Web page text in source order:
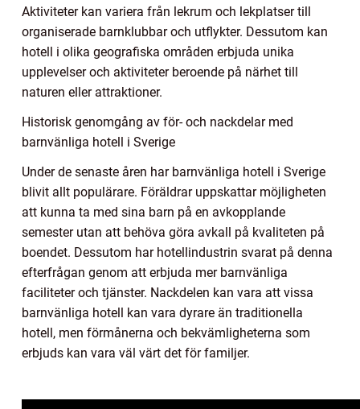
Aktiviteter kan variera från lekrum och lekplatser till
organiserade barnklubbar och utflykter. Dessutom kan
hotell i olika geografiska områden erbjuda unika
upplevelser och aktiviteter beroende på närhet till
naturen eller attraktioner.
Historisk genomgång av för- och nackdelar med
barnvänliga hotell i Sverige
Under de senaste åren har barnvänliga hotell i Sverige
blivit allt populärare. Föräldrar uppskattar möjligheten
att kunna ta med sina barn på en avkopplande
semester utan att behöva göra avkall på kvaliteten på
boendet. Dessutom har hotellindustrin svarat på denna
efterfrågan genom att erbjuda mer barnvänliga
faciliteter och tjänster. Nackdelen kan vara att vissa
barnvänliga hotell kan vara dyrare än traditionella
hotell, men förmånerna och bekvämligheterna som
erbjuds kan vara väl värt det för familjer.